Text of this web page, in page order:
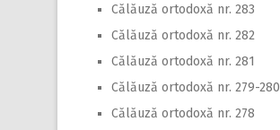
Călăuză ortodoxă nr. 283
Călăuză ortodoxă nr. 282
Călăuză ortodoxă nr. 281
Călăuză ortodoxă nr. 279-280
Călăuză ortodoxă nr. 278